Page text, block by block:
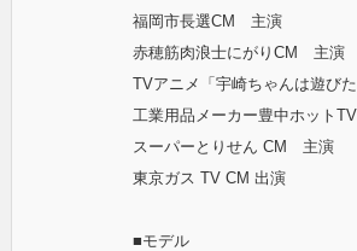
福岡市長選CM 主演
赤穂筋肉浪士にがりCM 主演
TVアニメ「宇崎ちゃんは遊び
工業用品メーカー豊中ホット
スーパーとりせん CM 主演
東京ガス TV CM 出演
■モデル